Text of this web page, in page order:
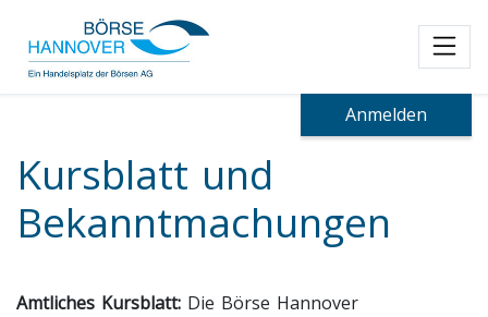
Anmelden
Kursblatt und
Bekanntmachungen
Amtliches Kursblatt: Die Börse Hannover